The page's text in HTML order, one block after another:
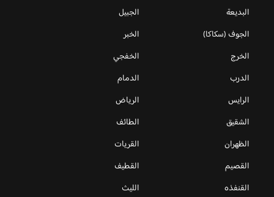
البديعة
الجبيل
الجوف (سكاكا)
الخبر
الخرج
الخفجي
الدرب
الدمام
الرايس
الرياض
الشقيق
الطائف
الظهران
القريات
القصيم
القطيف
القنفذه
الليث